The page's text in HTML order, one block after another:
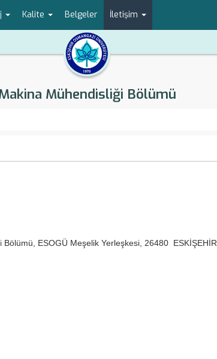
Kalite Belgeler İletişim
Mühendisliği Bölümü
ESOGÜ Meşelik Yerleşkesi, 26480 ESKİŞEHİR